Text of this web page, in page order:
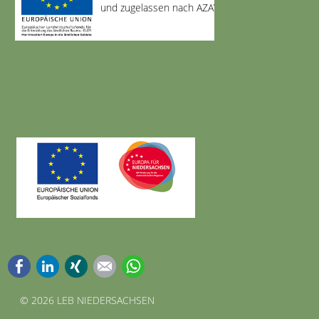
und zugelassen nach AZAV
FacebookLinkedInXing E-mail
© 2026 LEB NIEDERSACHSEN